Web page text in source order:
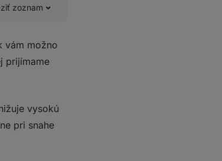
zoznam
vám možno
prijímame
vysokú
pri snahe